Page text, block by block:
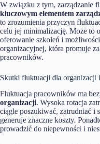
W związku z tym, zarządzanie
kluczowym elementem
to zrozumienia przyczyn
celu jej minimalizację. Może to
oferowanie szkoleń i
organizacyjnej, która promuje
pracowników.
Skutki fluktuacji dla organizacji i
Fluktuacja pracowników ma
organizacji. Wysoka rotacja
ciągle poszukiwać, zatrudniać
generuje znaczne koszty.
prowadzić do niepewności i